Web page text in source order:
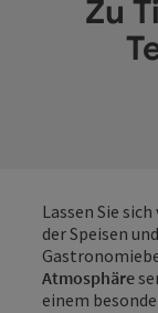
Zu
Lassen Sie
der Speisen
Atmosphäre
einem